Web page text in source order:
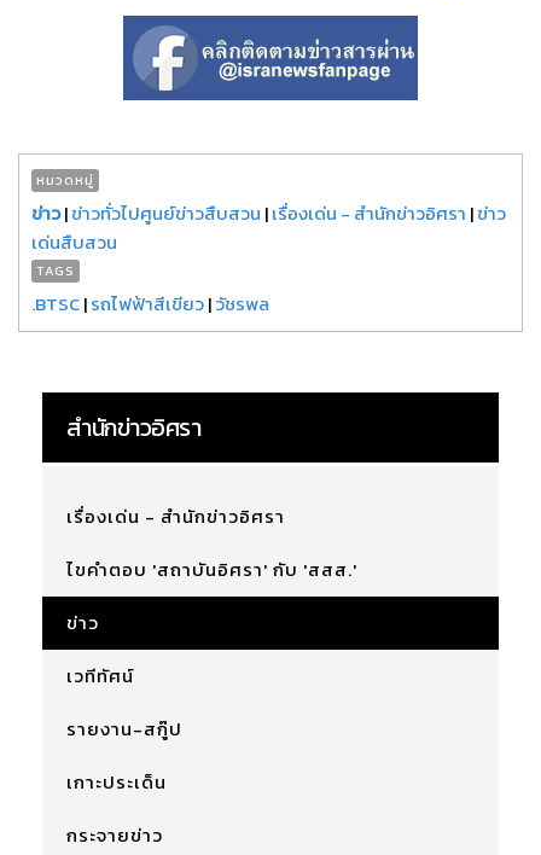
หมวดหมู่
ข่าว|ข่าวทั่วไปศูนย์ข่าวสืบสวน |เรื่องเด่น - สำนักข่าวอิศรา |ข่าว
เด่นสืบสวน
TAGS
.BTSC|รถไฟฟ้าสีเขียว|วัชรพล
สำนักข่าวอิศรา
เรื่องเด่น - สำนักข่าวอิศรา
ไขคำตอบ 'สถาบันอิศรา' กับ 'สสส.'
ข่าว
เวทีทัศน์
รายงาน-สกู๊ป
เกาะประเด็น
กระจายข่าว